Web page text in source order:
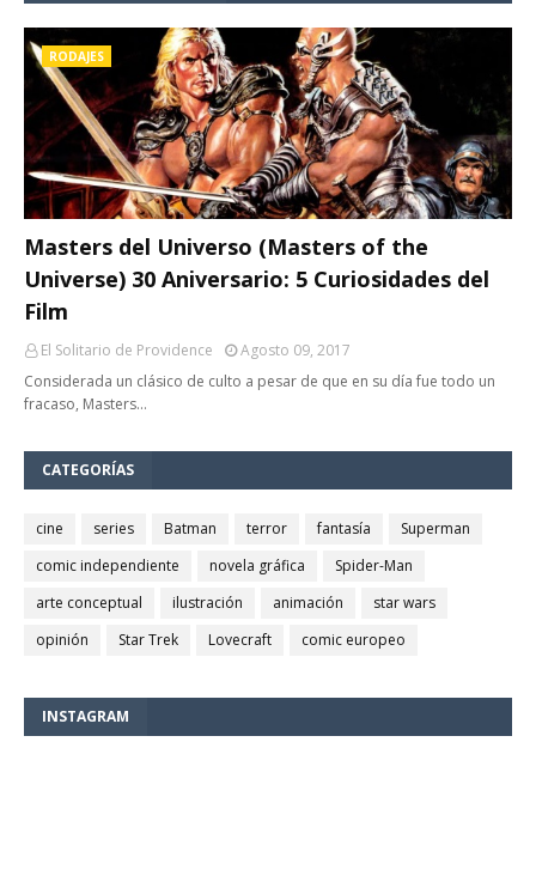
RODAJES
Masters del Universo (Masters of the
Universe) 30 Aniversario: 5 Curiosidades del
Film
El Solitario de Providence
Agosto 09, 2017
Considerada un clásico de culto a pesar de que en su día fue todo un
fracaso, Masters…
CATEGORÍAS
cine series Batman terror fantasía
Superman
comic independiente
novela gráfica
Spider-Man
arte conceptual
ilustración animación
star wars
opinión
Star Trek Lovecraft comic europeo
INSTAGRAM